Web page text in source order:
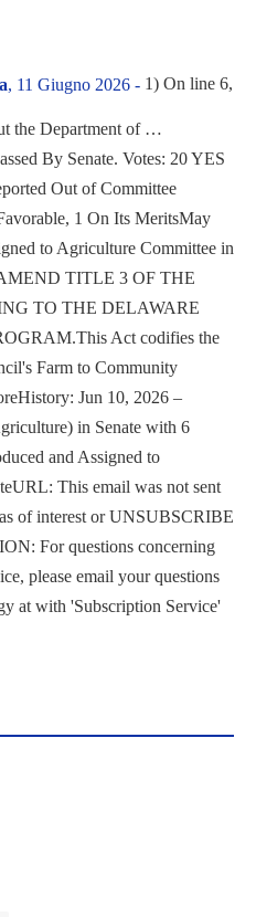
, 11 Giugno 2026 - 1) On line 6,
the Department of …
By Senate. Votes: 20 YES
Out of Committee
1 On Its MeritsMay
to Agriculture Committee in
TITLE 3 OF THE
TO THE DELAWARE
Act codifies the
Farm to Community
Jun 10, 2026 –
in Senate with 6
and Assigned to
This email was not sent
of interest or UNSUBSCRIBE
For questions concerning
please email your questions
at with 'Subscription Service'